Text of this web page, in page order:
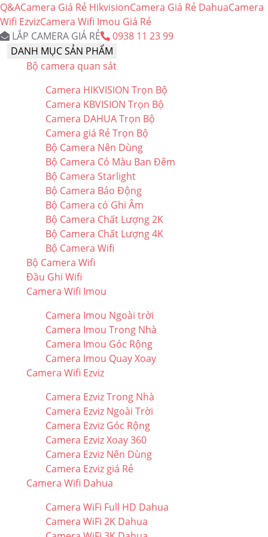
Q&ACamera Giá Rẻ HikvisionCamera Giá Rẻ DahuaCamera
Wifi EzvizCamera Wifi Imou Giá Rẻ
LẮP CAMERA GIÁ RẺ
0938 11 23 99
DANH MỤC SẢN PHẨM
Bộ camera quan sát
Camera HIKVISION Trọn Bộ
Camera KBVISION Trọn Bộ
Camera DAHUA Trọn Bộ
Camera giá Rẻ Trọn Bộ
Bộ Camera Nên Dùng
Bộ Camera Có Màu Ban Đêm
Bộ Camera Starlight
Bộ Camera Báo Động
Bộ Camera có Ghi Âm
Bộ Camera Chất Lượng 2K
Bộ Camera Chất Lượng 4K
Bộ Camera Wifi
Bộ Camera Wifi
Đầu Ghi Wifi
Camera Wifi Imou
Camera Imou Ngoài trời
Camera Imou Trong Nhà
Camera Imou Góc Rộng
Camera Imou Quay Xoay
Camera Wifi Ezviz
Camera Ezviz Trong Nhà
Camera Ezviz Ngoài Trời
Camera Ezviz Góc Rộng
Camera Ezviz Xoay 360
Camera Ezviz Nên Dùng
Camera Ezviz giá Rẻ
Camera Wifi Dahua
Camera WiFi Full HD Dahua
Camera WiFi 2K Dahua